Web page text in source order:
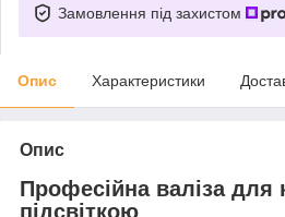
Замовлення під захистом
Опис Характеристики
Опис
Професійна валіза для
підсвіткою